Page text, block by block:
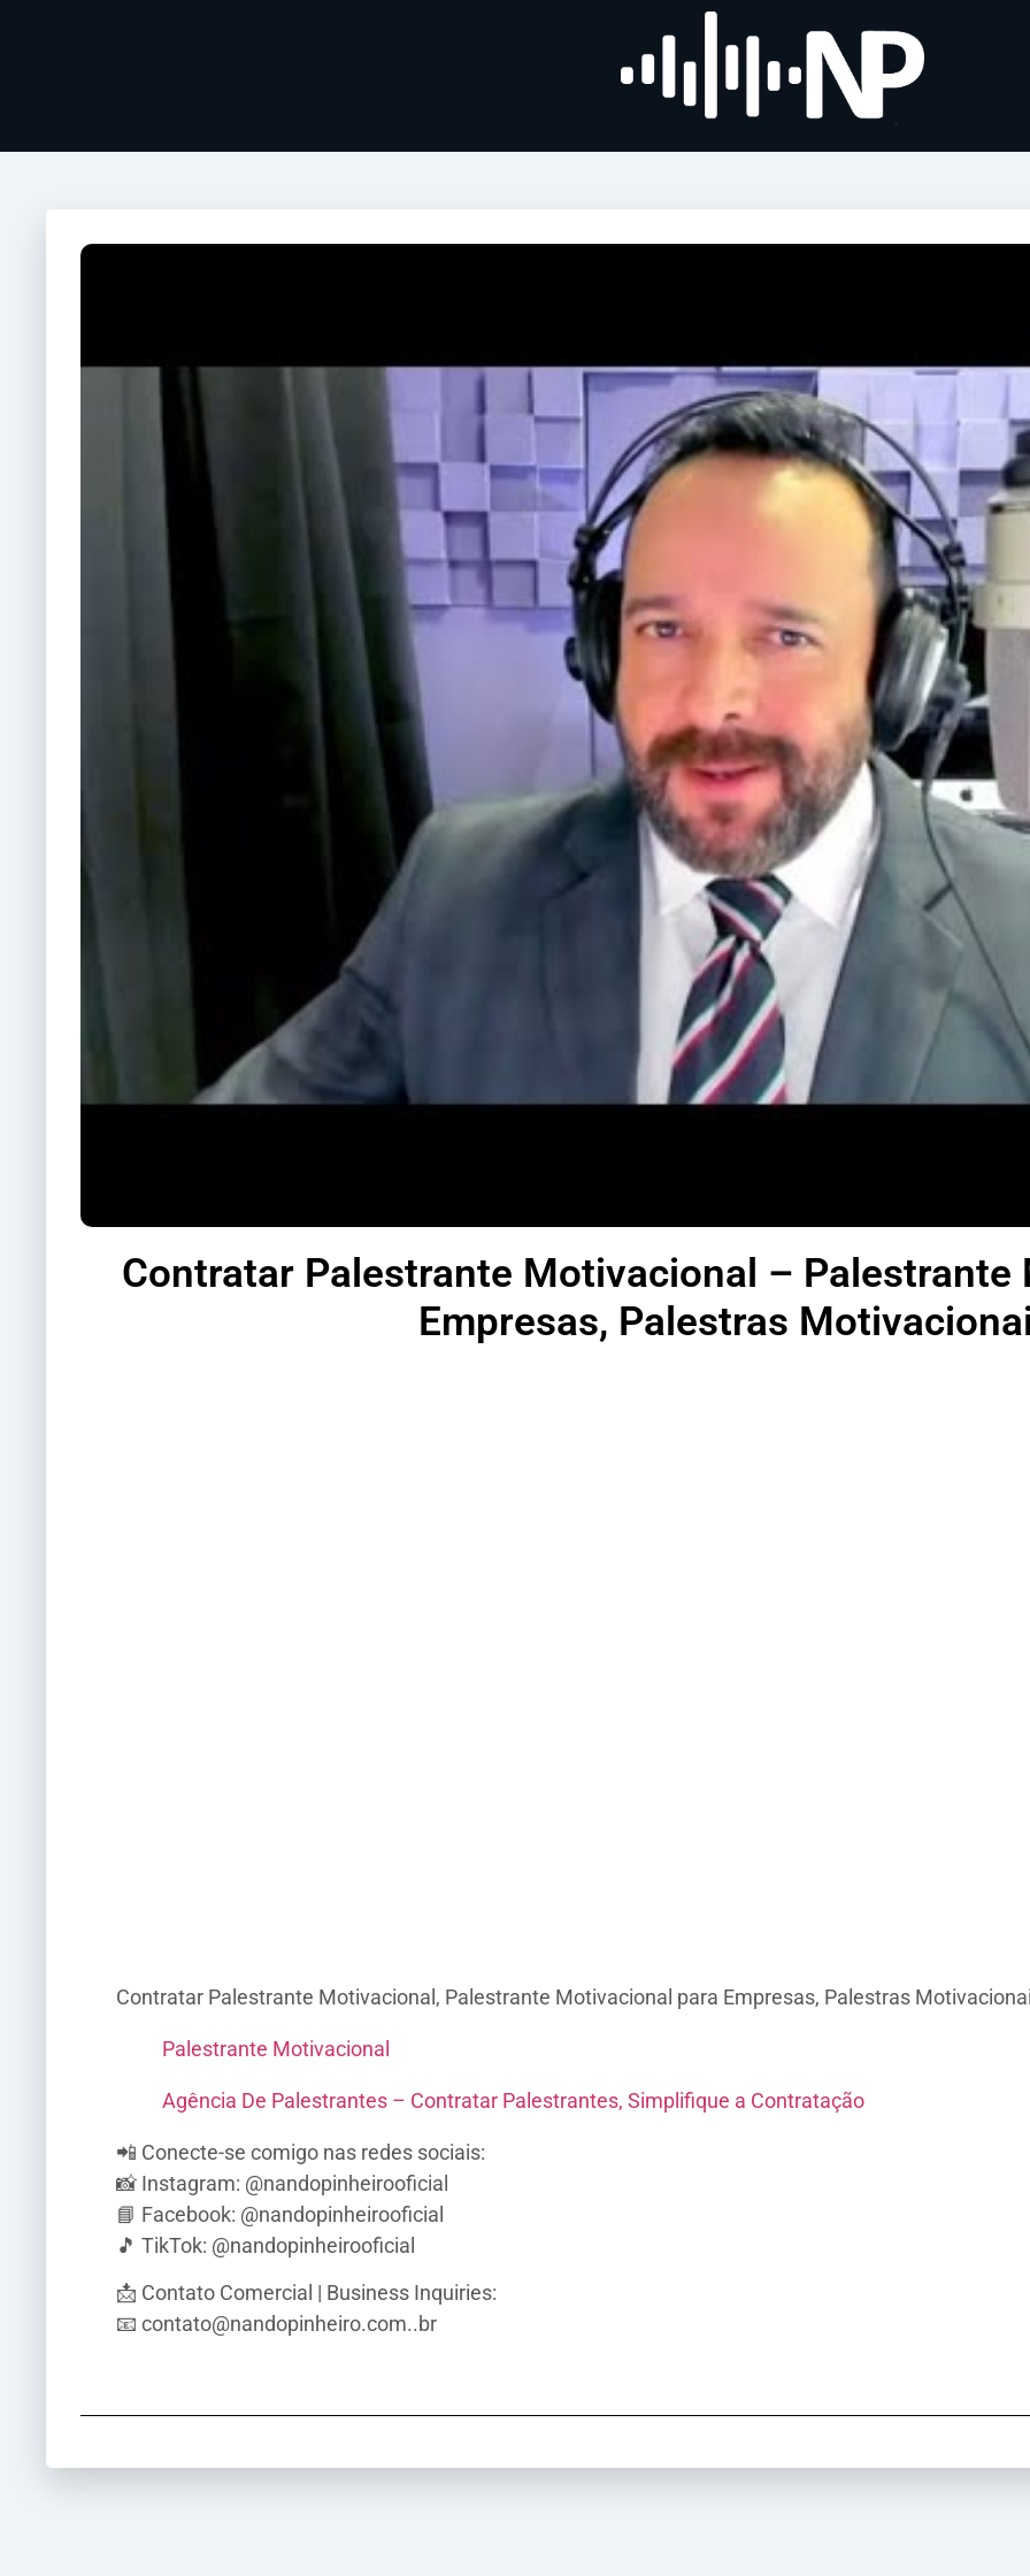
Contratar Palestrante Motivacional – Palestrante
Empresas, Palestras
Contratar Palestrante Motivacional, Palestrante Motivacional para Empresas, Palestras
Palestrante Motivacional
Agência De Palestrantes – Contratar Palestrantes, Simplifique a Contratação
📲 Conecte-se comigo nas redes sociais:
📸 Instagram: @nandopinheirooficial
📘 Facebook: @nandopinheirooficial
🎵 TikTok: @nandopinheirooficial
📩 Contato Comercial | Business Inquiries:
📧 contato@nandopinheiro.com..br